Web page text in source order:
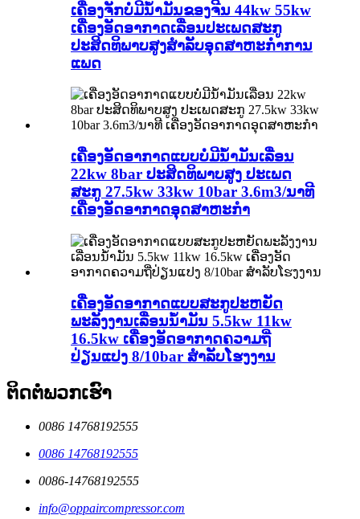
ເຄື່ອງຈັກບໍ່ມີນ້ຳມັນຂອງຈີນ 44kw 55kw
ເຄື່ອງອັດອາກາດເລື່ອນປະເພດສະກູ
ປະສິດທິພາບສູງສຳລັບອຸດສາຫະກຳການ
ແພດ
ເຄື່ອງອັດອາກາດແບບບໍ່ມີນ້ຳມັນເລື່ອນ
22kw 8bar ປະສິດທິພາບສູງ ປະເພດ
ສະກູ 27.5kw 33kw 10bar 3.6m3/ນາທີ
ເຄື່ອງອັດອາກາດອຸດສາຫະກຳ
ເຄື່ອງອັດອາກາດແບບສະກູປະຫຍັດ
ພະລັງງານເລື່ອນນ້ຳມັນ 5.5kw 11kw
16.5kw ເຄື່ອງອັດອາກາດຄວາມຖີ່
ປ່ຽນແປງ 8/10bar ສຳລັບໂຮງງານ
ຕິດຕໍ່ພວກເຮົາ
0086 14768192555
0086 14768192555
0086-14768192555
info@oppaircompressor.com